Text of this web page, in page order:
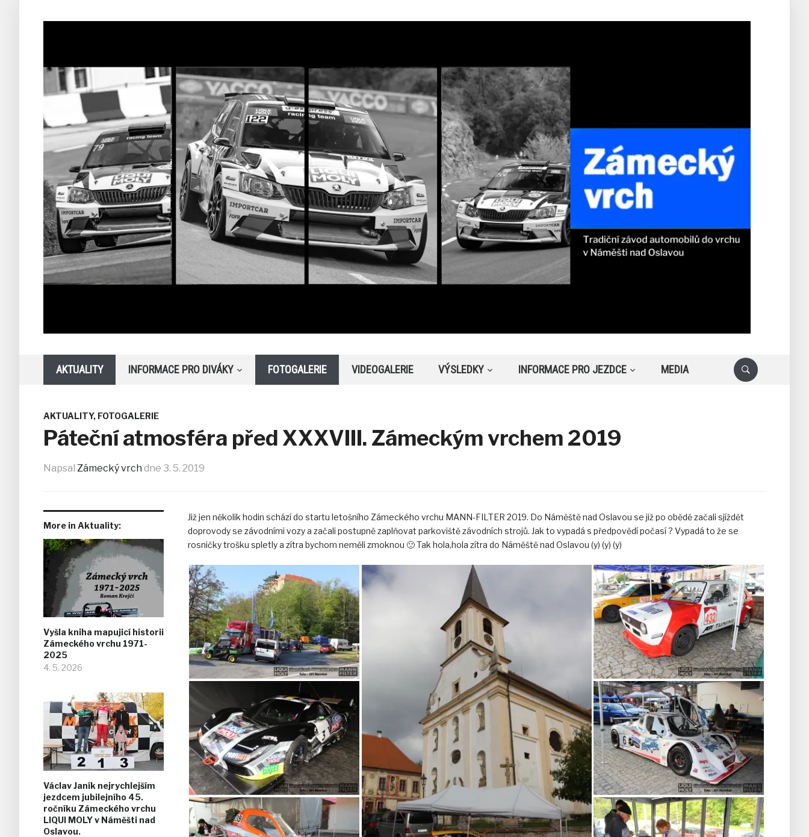
AKTUALITY INFORMACE PRO DIVÁKY FOTOGALERIE VIDEOGALERIE VÝSLEDKY INFORMACE PRO JEZDCE MEDIA
AKTUALITY, FOTOGALERIE
Páteční atmosféra před XXXVIII. Zámeckým vrchem 2019
Napsal Zámecký vrch dne 3. 5. 2019
More in Aktuality:
Vyšla kniha mapujicí historii
Zámeckého vrchu 1971-
2025
4. 5. 2026
Václav Janík nejrychlejším
jezdcem jubilejního 45.
ročníku Zámeckého vrchu
LIQUI MOLY v Náměšti nad
Oslavou.
Již jen několik hodin schází do startu letošního Zámeckého vrchu MANN-FILTER 2019. Do Náměště nad Oslavou se již po obědě začali sjíždět
doprovody se závodními vozy a začali postupně zaplňovat parkoviště závodních strojů. Jak to vypadá s předpovědí počasí ? Vypadá to že se
rosničky trošku spletly a zítra bychom neměli zmoknou 🙂 Tak hola,hola zítra do Náměště nad Oslavou (y) (y) (y)